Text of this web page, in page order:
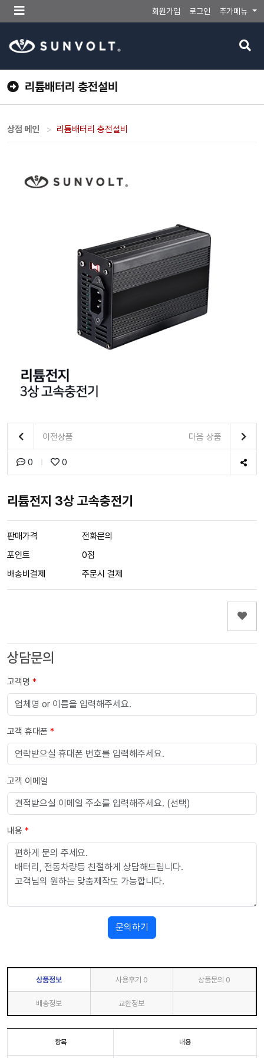
메
뉴
튼
회원가입 로그인 추가메뉴
검
버
리튬배터리 충전설비
상점 메인 리튬배터리 충전설비
이전상품 다음 상품
0 0
리튬전지 3상 고속충전기
판매가격
전화문의
포인트
0점
배송비결제
주문시 결제
상담문의
고객명 *
고객 휴대폰 *
고객 이메일
내용 *
문의하기
상품정보 사용후기 0 상품문의 0
배송정보 교환정보
항목 내용